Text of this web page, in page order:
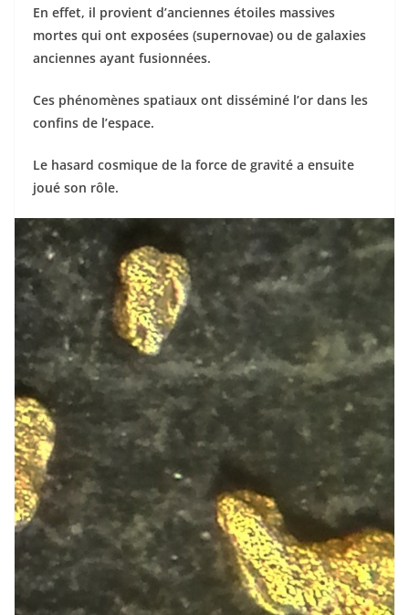
En effet, il provient d’anciennes étoiles massives
mortes qui ont exposées (supernovae) ou de galaxies
anciennes ayant fusionnées.
Ces phénomènes spatiaux ont disséminé l’or dans les
confins de l’espace.
Le hasard cosmique de la force de gravité a ensuite
joué son rôle.